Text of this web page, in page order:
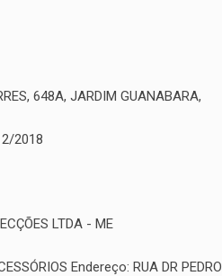
648A, JARDIM GUANABARA,
2018
LTDA - ME
Endereço: RUA DR PEDRO